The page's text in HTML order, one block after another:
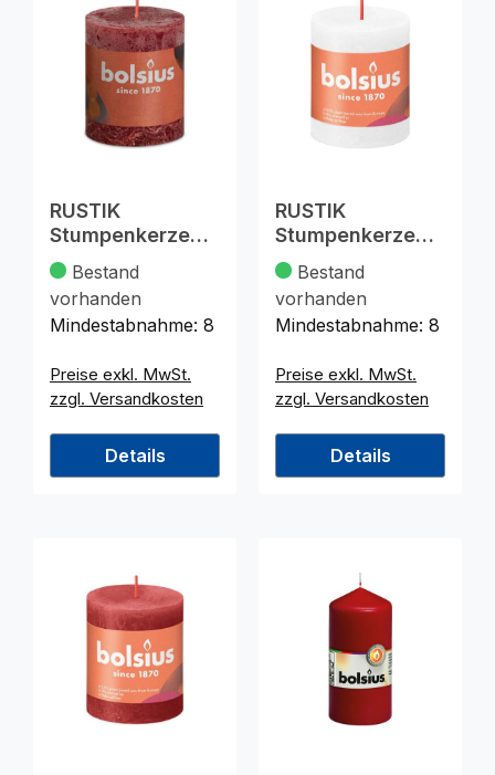
RUSTIK
Stumpenkerze
80x68 altrot
Bestand
vorhanden
Mindestabnahme: 8
Preise exkl. MwSt.
zzgl. Versandkosten
Details
RUSTIK
Stumpenkerze
80x68 elfenbein
Bestand
vorhanden
Mindestabnahme: 8
Preise exkl. MwSt.
zzgl. Versandkosten
Details